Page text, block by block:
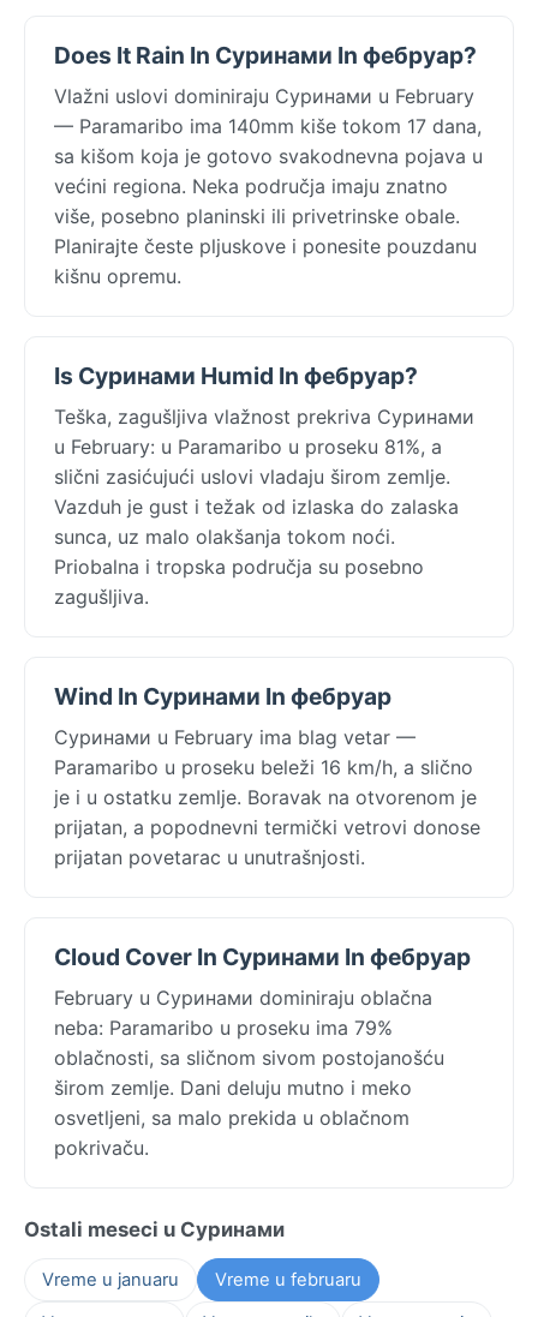
Does It Rain In Суринами In фебруар?
Vlažni uslovi dominiraju Суринами u February
— Paramaribo ima 140mm kiše tokom 17 dana,
sa kišom koja je gotovo svakodnevna pojava u
većini regiona. Neka područja imaju znatno
više, posebno planinski ili privetrinske obale.
Planirajte česte pljuskove i ponesite pouzdanu
kišnu opremu.
Is Суринами Humid In фебруар?
Teška, zagušljiva vlažnost prekriva Суринами
u February: u Paramaribo u proseku 81%, a
slični zasićujući uslovi vladaju širom zemlje.
Vazduh je gust i težak od izlaska do zalaska
sunca, uz malo olakšanja tokom noći.
Priobalna i tropska područja su posebno
zagušljiva.
Wind In Суринами In фебруар
Суринами u February ima blag vetar —
Paramaribo u proseku beleži 16 km/h, a slično
je i u ostatku zemlje. Boravak na otvorenom je
prijatan, a popodnevni termički vetrovi donose
prijatan povetarac u unutrašnjosti.
Cloud Cover In Суринами In фебруар
February u Суринами dominiraju oblačna
neba: Paramaribo u proseku ima 79%
oblačnosti, sa sličnom sivom postojanošću
širom zemlje. Dani deluju mutno i meko
osvetljeni, sa malo prekida u oblačnom
pokrivaču.
Ostali meseci u Суринами
Vreme u januaru
Vreme u februaru